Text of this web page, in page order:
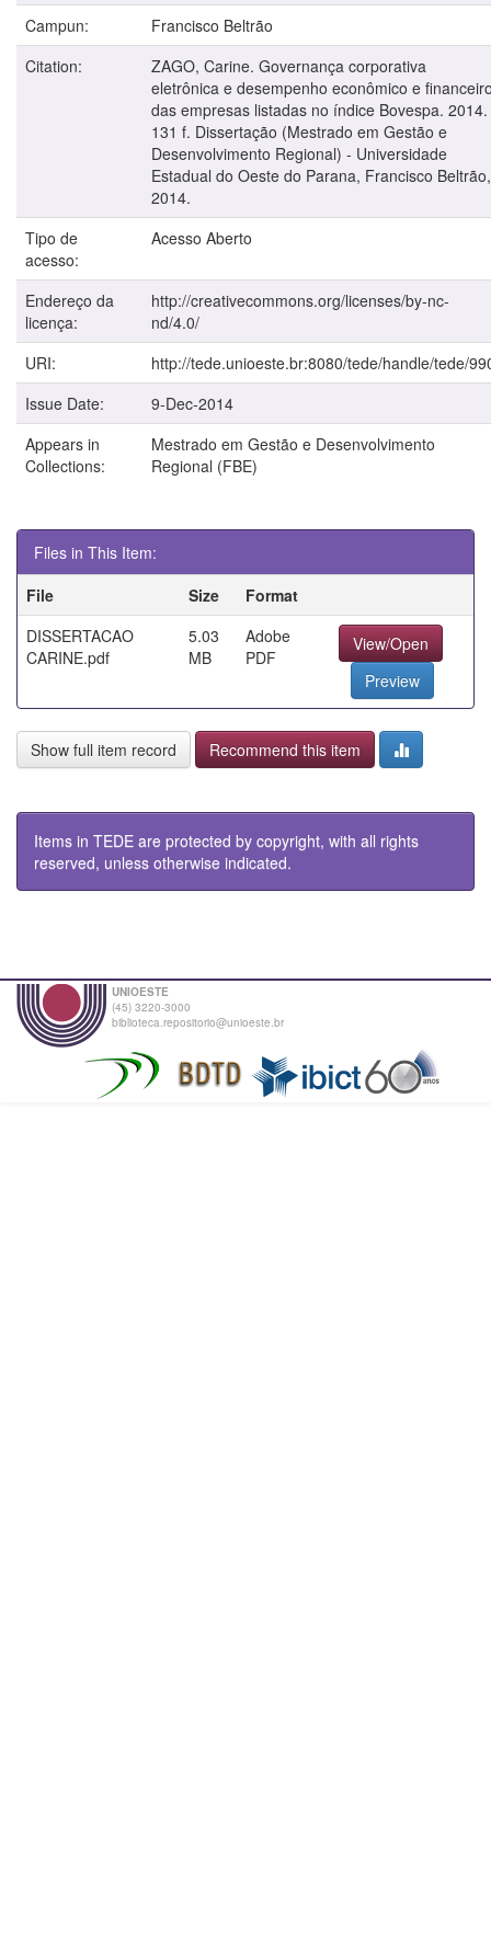
Campun:
Francisco Beltrão
Citation:
ZAGO, Carine. Governança corporativa
eletrônica e desempenho econômico e
das empresas listadas no índice Bovespa. 2014.
131 f. Dissertação (Mestrado em Gestão e
Desenvolvimento Regional) - Universidade
Estadual do Oeste do Parana, Francisco Beltrão,
2014.
Tipo de
acesso:
Acesso Aberto
Endereço da
licença:
http://creativecommons.org/licenses/by-nc-
nd/4.0/
URI:
http://tede.unioeste.br:8080/tede/handle/tede/
Issue Date:
9-Dec-2014
Appears in
Collections:
Mestrado em Gestão e Desenvolvimento
Regional (FBE)
Files in This Item:
File
Size
Format
DISSERTACAO
CARINE.pdf
5.03
MB
Adobe
PDF
View/Open
Preview
Show full item record Recommend this item
Items in TEDE are protected by copyright, with all rights
reserved, unless otherwise indicated.
UNIOESTE
(45) 3220-3000
biblioteca.repositorio@unioeste.br